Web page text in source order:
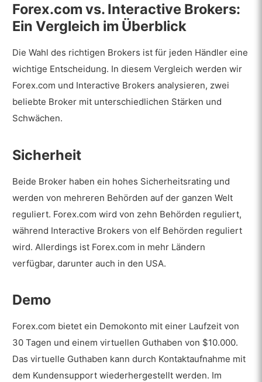
Forex.com vs. Interactive Brokers:
Ein Vergleich im Überblick
Die Wahl des richtigen Brokers ist für jeden Händler eine
wichtige Entscheidung. In diesem Vergleich werden wir
Forex.com und Interactive Brokers analysieren, zwei
beliebte Broker mit unterschiedlichen Stärken und
Schwächen.
Sicherheit
Beide Broker haben ein hohes Sicherheitsrating und
werden von mehreren Behörden auf der ganzen Welt
reguliert. Forex.com wird von zehn Behörden reguliert,
während Interactive Brokers von elf Behörden reguliert
wird. Allerdings ist Forex.com in mehr Ländern
verfügbar, darunter auch in den USA.
Demo
Forex.com bietet ein Demokonto mit einer Laufzeit von
30 Tagen und einem virtuellen Guthaben von $10.000.
Das virtuelle Guthaben kann durch Kontaktaufnahme mit
dem Kundensupport wiederhergestellt werden. Im